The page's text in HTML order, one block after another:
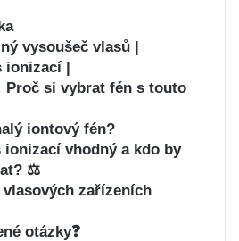
vysoušeč vlasů |
ionizací |
Proč si vybrat fén s touto
iontový fén?
ionizací vhodný a kdo by
⚖️
zařízeních
otázky❓